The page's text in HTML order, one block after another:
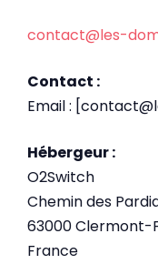
contact@les-
Contact :
Email :
Hébergeur :
O2Switch
Chemin des
63000 Clermont-
France